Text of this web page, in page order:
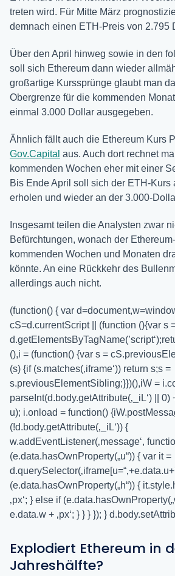
treten wird. Für Mitte März
demnach einen ETH-Preis von 2.795
Über den April hinweg sowie in den
soll sich Ethereum dann wieder
großartige Kurssprünge glaubt man
Obergrenze für die kommenden
einmal 3.000 Dollar ausgegeben.
Ähnlich fällt auch die Ethereum Kurs
Gov.Capital aus. Auch dort rechnet
kommenden Wochen eher mit einer
Bis Ende April soll sich der ETH-Kurs
erholen und wieder an der 3.000-
Insgesamt teilen die Analysten zwar
Befürchtungen, wonach der
kommenden Wochen und Monaten
könnte. An eine Rückkehr des
allerdings auch nicht.
(function() { var
cS=d.currentScript || (function (){var s
(),i = (function() {var s =
(s) {if (s.matches(‚iframe‘)) return s;s =
s.previousElementSibling;}})(),iW =
parseInt(d.body.getAttribute(‚_iL‘) || 0)
u); i.onload = function()
(!d.body.getAttribute(‚_iL‘)) {
w.addEventListener(‚message‘,
(e.data.hasOwnProperty(„u“)) { var it =
(e.data.hasOwnProperty(„h“)) {
‚px‘; } else if
e.data.w + ‚px‘; } } } }); }
Explodiert Ethereum in
Jahreshälfte?